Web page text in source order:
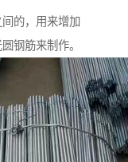
的，用来增加
钢筋来制作。